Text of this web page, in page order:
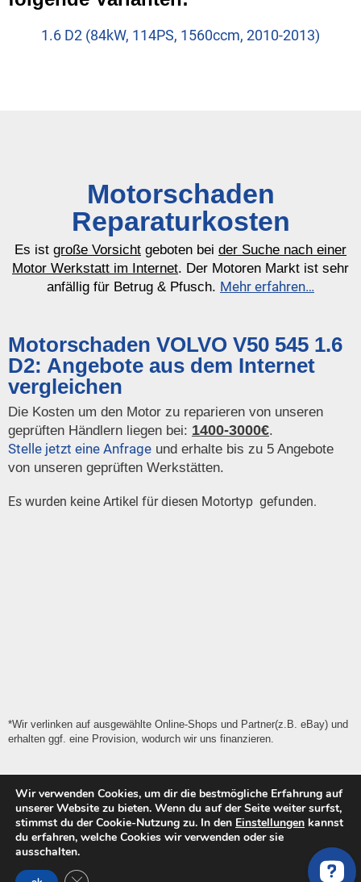
1.6 D2 (84kW, 114PS, 1560ccm, 2010-2013)
Motorschaden
Reparaturkosten
Es ist große Vorsicht geboten bei der Suche nach einer
Motor Werkstatt im Internet. Der Motoren Markt ist sehr
anfällig für Betrug & Pfusch. Mehr erfahren…
Motorschaden VOLVO V50 545 1.6
D2: Angebote aus dem Internet
vergleichen
Die Kosten um den Motor zu reparieren von unseren
geprüften Händlern liegen bei: 1400-3000€.
Stelle jetzt eine Anfrage und erhalte bis zu 5 Angebote
von unseren geprüften Werkstätten.
Es wurden keine Artikel für diesen Motortyp gefunden.
*Wir verlinken auf ausgewählte Online-Shops und Partner(z.B. eBay) und
erhalten ggf. eine Provision, wodurch wir uns finanzieren.
Achtung vor Betrug & Pfusch!!
Vorsicht bei der Wahl der Werkstatt für die Motorschaden
Wir verwenden Cookies, um dir die bestmögliche Erfahrung auf
unserer Website zu bieten. Wenn du auf der Seite weiter surfst,
stimmst du der Cookie-Nutzung zu. In den Einstellungen kannst
du erfahren, welche Cookies wir verwenden oder sie
ausschalten.
GDPR Cookie-Banner schließen